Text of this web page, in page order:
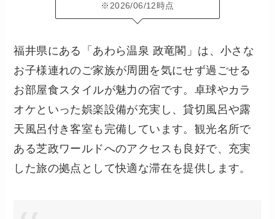
※2026/06/12時点
福井県にある「あわら温泉 政竜閣」は、小さな
お子様連れのご家族が周囲を気にせず過ごせる
お部屋食スタイルが魅力の宿です。卓球やカラ
オケといった娯楽設備が充実し、貸切風呂や露
天風呂付き客室も完備しています。観光名所で
ある芝政ワールドへのアクセスも良好で、充実
した旅の拠点として快適な滞在を提供します。